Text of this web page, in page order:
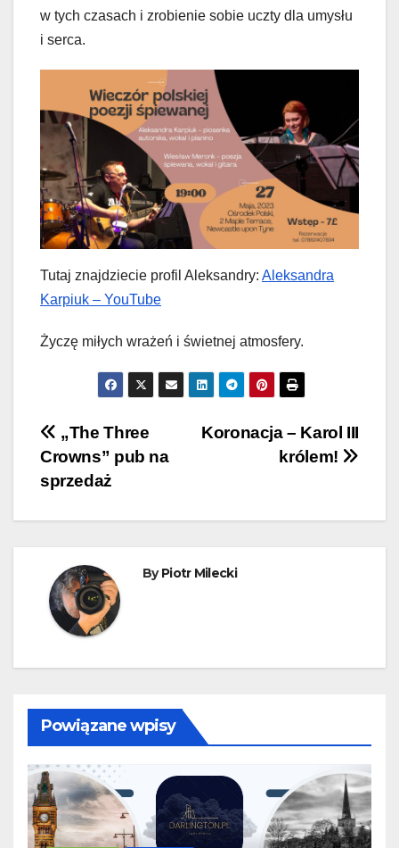
w tych czasach i zrobienie sobie uczty dla umysłu
i serca.
Tutaj znajdziecie profil Aleksandry: Aleksandra
Karpiuk – YouTube
Życzę miłych wrażeń i świetnej atmosfery.
Nawigacja
wpisu
Koronacja – Karol III
królem!
„The Three
Crowns” pub na
sprzedaż
ByPiotr Milecki
Powiązane wpisy